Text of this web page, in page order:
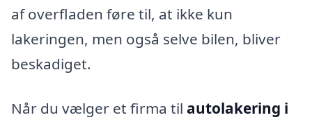
af overfladen føre til, at ikke kun
lakeringen, men også selve bilen, bliver
beskadiget.
Når du vælger et firma til autolakering i